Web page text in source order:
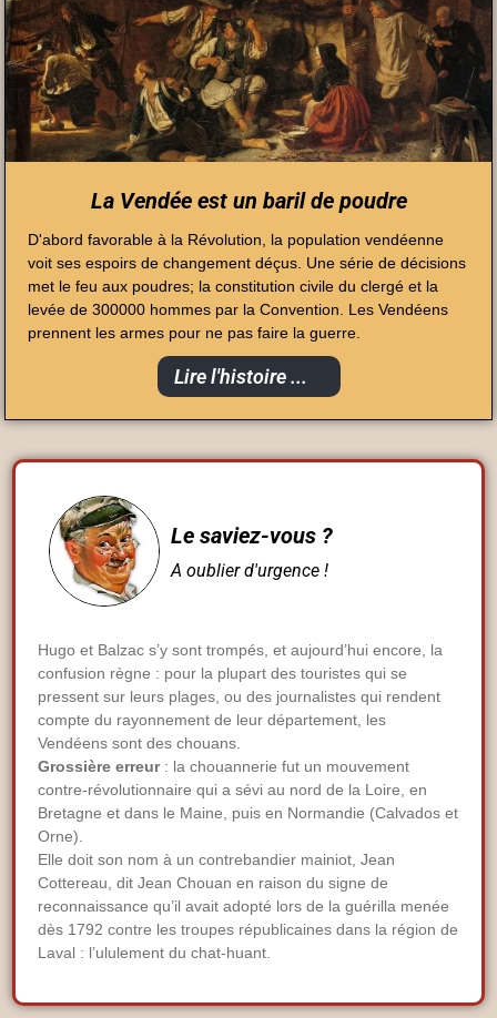
La Vendée est un baril de poudre
D'abord favorable à la Révolution, la population vendéenne
voit ses espoirs de changement déçus. Une série de décisions
met le feu aux poudres; la constitution civile du clergé et la
levée de 300000 hommes par la Convention. Les Vendéens
prennent les armes pour ne pas faire la guerre.
Lire l'histoire ...
Le saviez-vous ?
A oublier d'urgence !
Hugo et Balzac s’y sont trompés, et aujourd’hui encore, la
confusion règne : pour la plupart des touristes qui se
pressent sur leurs plages, ou des journalistes qui rendent
compte du rayonnement de leur département, les
Vendéens sont des chouans.
Grossière erreur: la chouannerie fut un mouvement
contre-révolutionnaire qui a sévi au nord de la Loire, en
Bretagne et dans le Maine, puis en Normandie (Calvados et
Orne).
Elle doit son nom à un contrebandier mainiot, Jean
Cottereau, dit Jean Chouan en raison du signe de
reconnaissance qu’il avait adopté lors de la guérilla menée
dès 1792 contre les troupes républicaines dans la région de
Laval : l’ululement du chat-huant.